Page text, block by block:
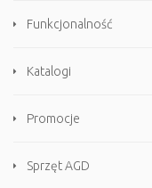
Funkcjonalność
Katalogi
Promocje
Sprzęt AGD